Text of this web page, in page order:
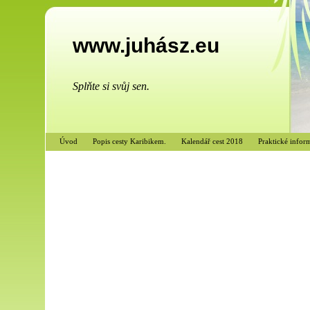
www.juhász.eu
Splňte si svůj sen.
Úvod Popis cesty Karibikem. Kalendář cest 2018 Praktické